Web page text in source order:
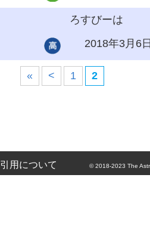
ろすびーは
2018年3月6
« < 1 2
引用について © 2018-2023 The